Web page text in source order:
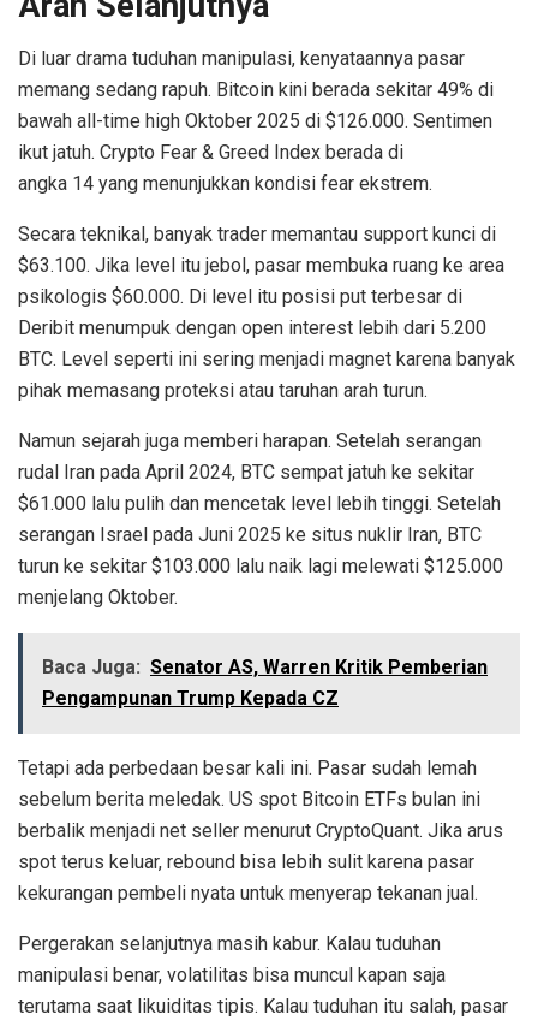
Di luar drama tuduhan manipulasi, kenyataannya pasar
memang sedang rapuh. Bitcoin kini berada sekitar 49% di
bawah all-time high Oktober 2025 di $126.000. Sentimen
ikut jatuh. Crypto Fear & Greed Index berada di
angka 14 yang menunjukkan kondisi fear ekstrem.
Secara teknikal, banyak trader memantau support kunci di
$63.100. Jika level itu jebol, pasar membuka ruang ke area
psikologis $60.000. Di level itu posisi put terbesar di
Deribit menumpuk dengan open interest lebih dari 5.200
BTC. Level seperti ini sering menjadi magnet karena banyak
pihak memasang proteksi atau taruhan arah turun.
Namun sejarah juga memberi harapan. Setelah serangan
rudal Iran pada April 2024, BTC sempat jatuh ke sekitar
$61.000 lalu pulih dan mencetak level lebih tinggi. Setelah
serangan Israel pada Juni 2025 ke situs nuklir Iran, BTC
turun ke sekitar $103.000 lalu naik lagi melewati $125.000
menjelang Oktober.
Baca Juga: Senator AS, Warren Kritik Pemberian
Pengampunan Trump Kepada CZ
Tetapi ada perbedaan besar kali ini. Pasar sudah lemah
sebelum berita meledak. US spot Bitcoin ETFs bulan ini
berbalik menjadi net seller menurut CryptoQuant. Jika arus
spot terus keluar, rebound bisa lebih sulit karena pasar
kekurangan pembeli nyata untuk menyerap tekanan jual.
Pergerakan selanjutnya masih kabur. Kalau tuduhan
manipulasi benar, volatilitas bisa muncul kapan saja
terutama saat likuiditas tipis. Kalau tuduhan itu salah, pasar